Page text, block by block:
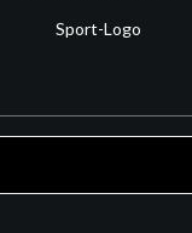
Sport-Logo